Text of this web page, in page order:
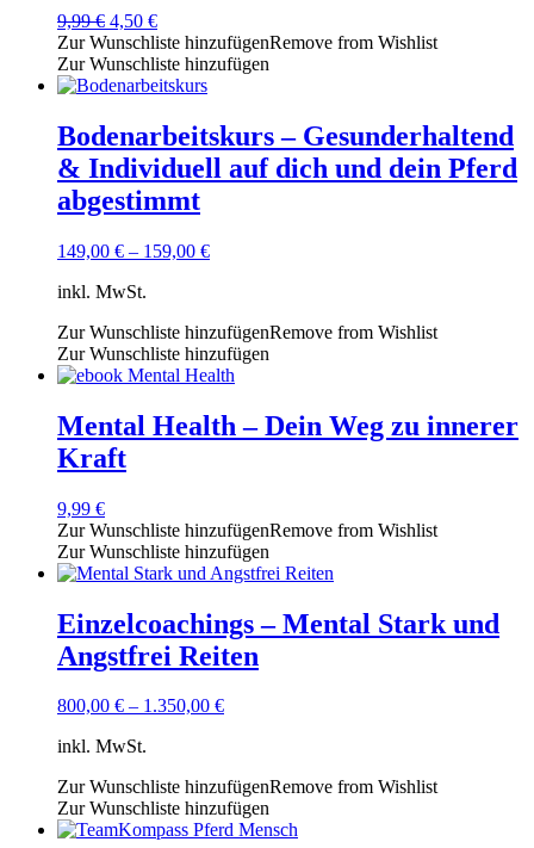
9,99€ Ursprünglicher
Preis
war:
9,99 €
4,50 €Aktueller
Preis
ist:
4,50 €.
Zur Wunschliste hinzufügenRemove from Wishlist
Zur Wunschliste hinzufügen
Bodenarbeitskurs – Gesunderhaltend
& Individuell auf dich und dein Pferd
abgestimmt
149,00 € – 159,00 €
inkl. MwSt.
Zur Wunschliste hinzufügenRemove from Wishlist
Zur Wunschliste hinzufügen
Mental Health – Dein Weg zu innerer
Kraft
9,99 €
Zur Wunschliste hinzufügenRemove from Wishlist
Zur Wunschliste hinzufügen
Einzelcoachings – Mental Stark und
Angstfrei Reiten
800,00 € – 1.350,00 €
inkl. MwSt.
Zur Wunschliste hinzufügenRemove from Wishlist
Zur Wunschliste hinzufügen